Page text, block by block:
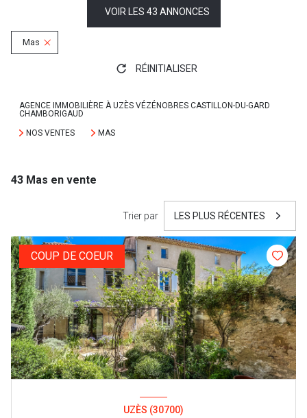
VOIR LES 43 ANNONCES
Mas
RÉINITIALISER
AGENCE IMMOBILIÈRE À UZÈS VÉZÉNOBRES CASTILLON-DU-GARD
CHAMBORIGAUD
NOS VENTES
MAS
43 Mas en vente
Trier par LES PLUS RÉCENTES
COUP DE COEUR
UZÈS (30700)